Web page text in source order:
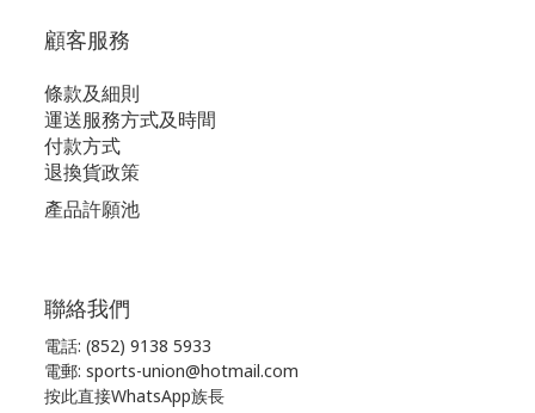
顧客服務
條款及細則
運送服務方式及時間
付款方式
退換貨政策
產品許願池
聯絡我們
電話: (852) 9138 5933
電郵: sports-union@hotmail.com
按此直接WhatsApp族長